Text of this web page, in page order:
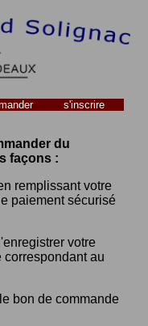
s'inscrire
du
façons :
remplissant votre
paiement sécurisé
votre
correspondant au
bon de commande